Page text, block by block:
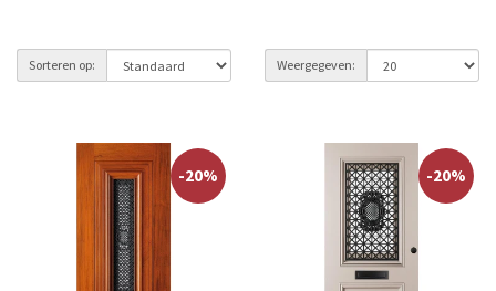
Sorteren op: Weergegeven:
-20% -20%